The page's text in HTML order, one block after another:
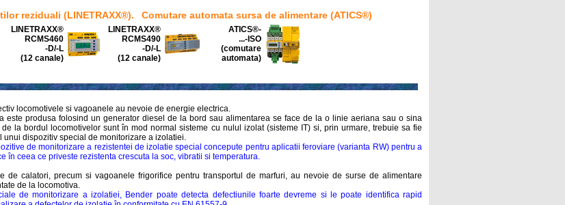
reziduali (LINETRAXX®). Comutare automata sursa de alimentare (ATICS®)
LINETRAXX®
RCMS460
-D/-L
(12 canale)
LINETRAXX®
RCMS490
-D/-L
(12 canale)
ATICS®-
...-ISO
(comutare
automata)
locomotivele si vagoanele au nevoie de energie electrica.
este produsa folosind un generator diesel de la bord sau alimentarea se face de la o linie aeriana sau o sina
de la bordul locomotivelor sunt în mod normal sisteme cu nulul izolat (sisteme IT) si, prin urmare, trebuie sa fie
unui dispozitiv special de monitorizare a izolatiei.
de monitorizare a rezistentei de izolatie special concepute pentru aplicatii feroviare (varianta RW) pentru a
în ceea ce priveste rezistenta crescuta la soc, vibratii si temperatura.
de calatori, precum si vagoanele frigorifice pentru transportul de marfuri, au nevoie de surse de alimentare
de la locomotiva.
de monitorizare a izolatiei, Bender poate detecta defectiunile foarte devreme si le poate identifica rapid